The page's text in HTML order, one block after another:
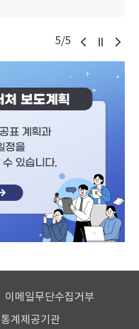
5/5
이메일무단수집거부
통계제공기관